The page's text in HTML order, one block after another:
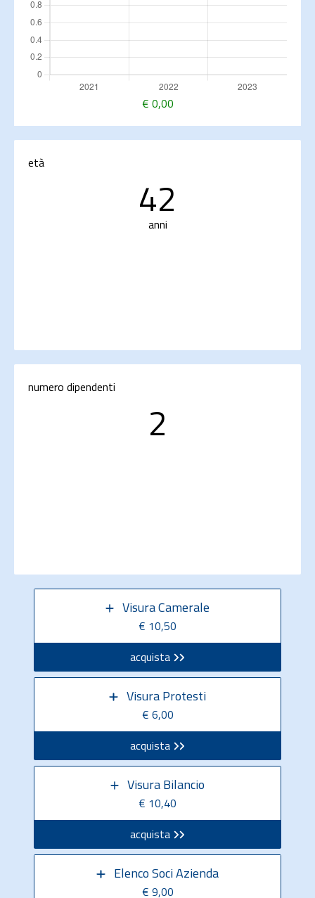
€ 0,00
età
42
anni
numero dipendenti
2
Visura Camerale
€ 10,50
acquista
Visura Protesti
€ 6,00
acquista
Visura Bilancio
€ 10,40
acquista
Elenco Soci Azienda
€ 9,00